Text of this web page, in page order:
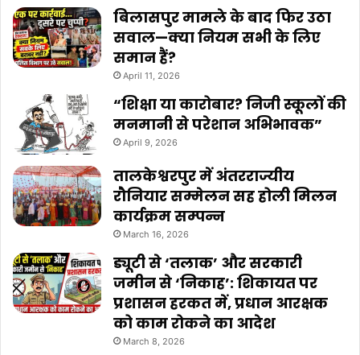
बिलासपुर मामले के बाद फिर उठा
सवाल—क्या नियम सभी के लिए
समान हैं?
April 11, 2026
“शिक्षा या कारोबार? निजी स्कूलों की
मनमानी से परेशान अभिभावक”
April 9, 2026
तालकेश्वरपुर में अंतरराज्यीय
रौनियार सम्मेलन सह होली मिलन
कार्यक्रम सम्पन्न
March 16, 2026
ड्यूटी से ‘तलाक’ और सरकारी
जमीन से ‘निकाह’: शिकायत पर
प्रशासन हरकत में, प्रधान आरक्षक
को काम रोकने का आदेश
March 8, 2026